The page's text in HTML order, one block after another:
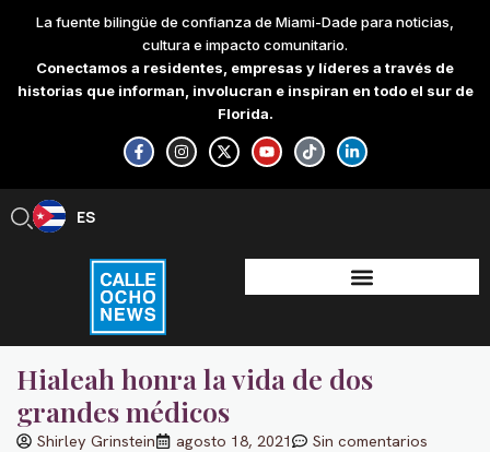
content
La fuente bilingüe de confianza de Miami-Dade para noticias,
cultura e impacto comunitario.
Conectamos a residentes, empresas y líderes a través de
historias que informan, involucran e inspiran en todo el sur de
Florida.
F
a
c
e
-
f
I
n
s
t
X
-
t
w
Y
o
u
t
T
i
k
t
L
i
n
k
-
i
n
ES
EN
Hialeah honra la vida de dos
grandes médicos
Shirley Grinstein agosto 18, 2021 Sin comentarios